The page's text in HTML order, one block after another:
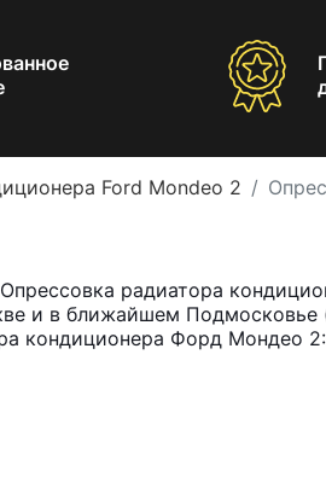
Ford Mondeo 2
радиатора
и в ближайшем
кондиционера Форд Мондео